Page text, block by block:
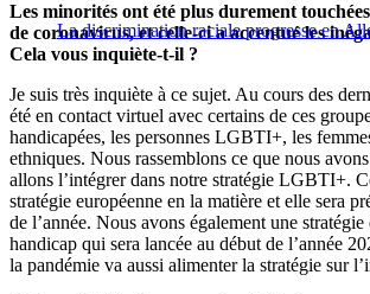
La discrimination raciale progresse en
Les minorités ont été plus durement
de coronavirus, et celle-ci a accentué les
Cela vous inquiète-t-il ?
Je suis très inquiète à ce sujet. Au cours des
été en contact virtuel avec certains de ces
handicapées, les personnes LGBTI+, les
ethniques. Nous rassemblons ce que nous
allons l’intégrer dans notre stratégie LGBTI+.
stratégie européenne en la matière et elle sera
de l’année. Nous avons également une stratégie
handicap qui sera lancée au début de l’année
la pandémie va aussi alimenter la stratégie sur